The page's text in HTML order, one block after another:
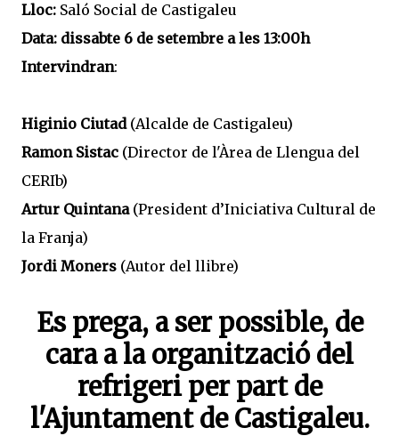
Lloc: Saló Social de Castigaleu
Data: dissabte 6 de setembre a les 13:00h
Intervindran:
Higinio Ciutad(Alcalde de Castigaleu)
Ramon Sistac (Director de l'Àrea de Llengua del
CERIb)
Artur Quintana(President d’Iniciativa Cultural de
la Franja)
Jordi Moners (Autor del llibre)
Es prega, a ser possible, de
cara a la organització del
refrigeri per part de
l'Ajuntament de Castigaleu.